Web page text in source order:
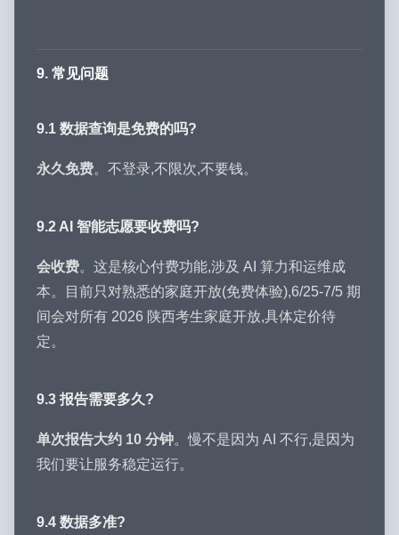
9. 常见问题
9.1 数据查询是免费的吗?
永久免费。不登录,不限次,不要钱。
9.2 AI 智能志愿要收费吗?
会收费。这是核心付费功能,涉及 AI 算力和运维成
本。目前只对熟悉的家庭开放(免费体验),6/25-7/5 期
间会对所有 2026 陕西考生家庭开放,具体定价待
定。
9.3 报告需要多久?
单次报告大约 10 分钟。慢不是因为 AI 不行,是因为
我们要让服务稳定运行。
9.4 数据多准?